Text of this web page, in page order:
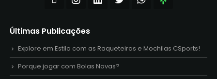
Últimas Publicações
Explore em Estilo com as Raqueteiras e Mochilas CSports!
Porque jogar com Bolas Novas?